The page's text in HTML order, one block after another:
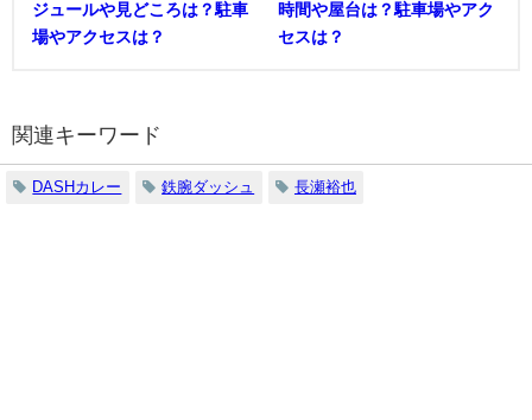
ジュールや見どころは？駐車
場やアクセスは？
時間や屋台は？駐車場やアク
セスは？
関連キーワード
DASHカレー 鉄腕ダッシュ 長瀬裕也